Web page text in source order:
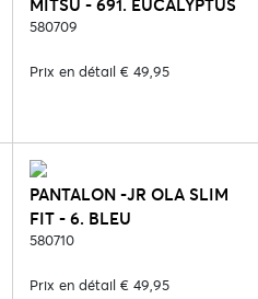
MITSU - 691. EUCALYPTUS
GREEN
580709
Prix en détail € 49,95
PANTALON -JR OLA SLIM
FIT - 6. BLEU
580710
Prix en détail € 49,95